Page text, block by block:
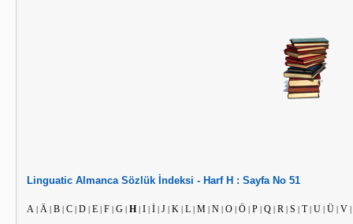
Linguatic Almanca Sözlük İndeksi - Harf H : Sayfa No 51
A | Ä | B | C | D | E | F | G | H | I | İ | J | K | L | M | N | O | Ö | P | Q | R | S | T| U | Ü | V |